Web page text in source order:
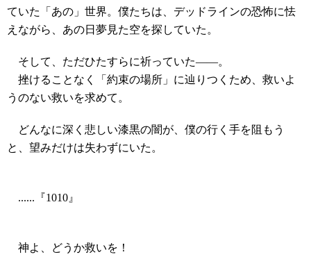
ていた「あの」世界。僕たちは、デッドラインの恐怖に怯
えながら、あの日夢見た空を探していた。
そして、ただひたすらに祈っていた――。
挫けることなく「約束の場所」に辿りつくため、救いよ
うのない救いを求めて。
どんなに深く悲しい漆黒の闇が、僕の行く手を阻もう
と、望みだけは失わずにいた。
......『1010』
神よ、どうか救いを！